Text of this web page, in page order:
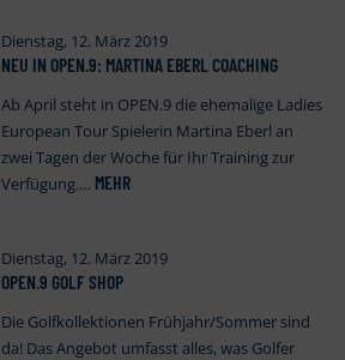
Dienstag, 12. März 2019
NEU IN OPEN.9: MARTINA EBERL COACHING
Ab April steht in OPEN.9 die ehemalige Ladies
European Tour Spielerin Martina Eberl an
zwei Tagen der Woche für Ihr Training zur
Verfügung.… MEHR
Dienstag, 12. März 2019
OPEN 9 GOLF SHOP
Die Golfkollektionen Frühjahr/Sommer sind
da! Das Angebot umfasst alles, was Golfer